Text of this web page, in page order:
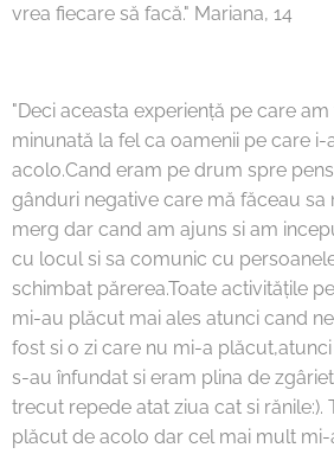
vrea fiecare să facă." Mariana, 14
"Deci aceasta experiență pe care
minunată la fel ca oamenii pe care
acolo.Cand eram pe drum spre
gânduri negative care mă făceau sa
merg dar cand am ajuns si am
cu locul si sa comunic cu
schimbat părerea.Toate activitățile
mi-au plăcut mai ales atunci cand
fost si o zi care nu mi-a
s-au înfundat si eram plina de
trecut repede atat ziua cat si rănile:).
plăcut de acolo dar cel mai mult